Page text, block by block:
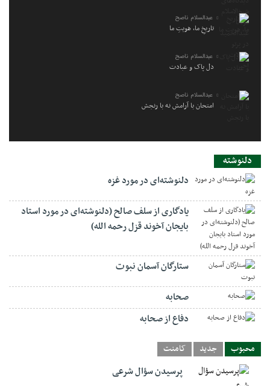
عبدالسلام ناصح
تاریخِ ما، هویتِ ما
عبدالسلام ناصح
دل پاک و عبادت
عبدالسلام ناصح
امتحان با آرامش نه با رنجش
دلنوشته
دلنوشته‌ای در مورد غزه
یادگاری از سلف صالح (دلنوشته‌ای در مورد استاد
بایجان آخوند قزل رحمه الله)
ستارگان آسمان نبوت
صحابه
دفاع از صحابه
محبوب جدید کامنت
پرسیدن سؤال شرعی